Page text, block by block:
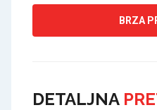
BRZA
DETALJNA